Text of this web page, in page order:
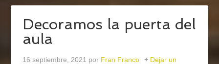
Decoramos la puerta del
aula
16 septiembre, 2021 por Fran Franco
Dejar un